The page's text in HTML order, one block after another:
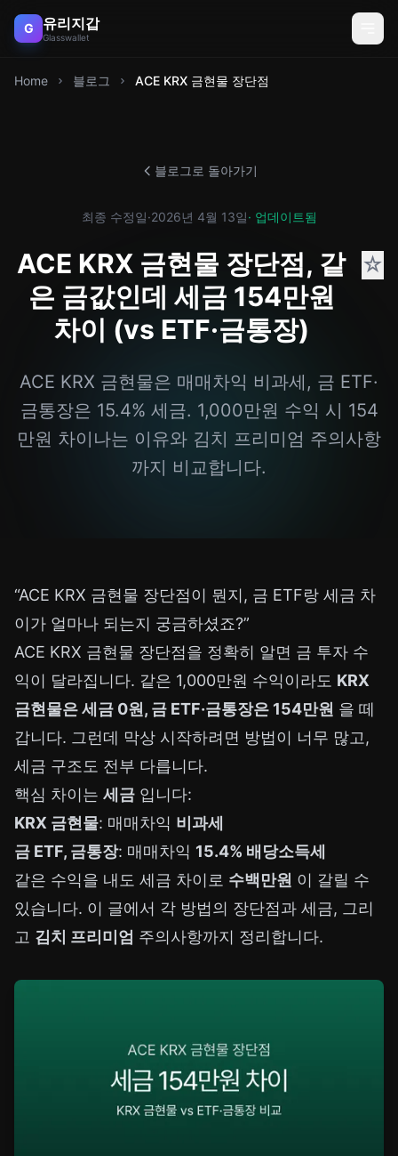
G 유리지갑
Glasswallet
Home 블로그 ACE KRX 금현물 장단점
블로그로 돌아가기
최종 수정일·2026년 4월 13일· 업데이트됨
ACE KRX 금현물 장단점, 같
은 금값인데 세금 154만원
차이 (vs ETF·금통장)
☆
ACE KRX 금현물은 매매차익 비과세, 금 ETF·
금통장은 15.4% 세금. 1,000만원 수익 시 154
만원 차이나는 이유와 김치 프리미엄 주의사항
까지 비교합니다.
“ACE KRX 금현물 장단점이 뭔지, 금 ETF랑 세금 차
이가 얼마나 되는지 궁금하셨죠?”
ACE KRX 금현물 장단점을 정확히 알면 금 투자 수
익이 달라집니다. 같은 1,000만원 수익이라도 KRX
금현물은 세금 0원, 금 ETF·금통장은 154만원 을 떼
갑니다. 그런데 막상 시작하려면 방법이 너무 많고,
세금 구조도 전부 다릅니다.
핵심 차이는 세금 입니다:
KRX 금현물: 매매차익 비과세
금 ETF, 금통장: 매매차익 15.4% 배당소득세
같은 수익을 내도 세금 차이로 수백만원 이 갈릴 수
있습니다. 이 글에서 각 방법의 장단점과 세금, 그리
고 김치 프리미엄 주의사항까지 정리합니다.